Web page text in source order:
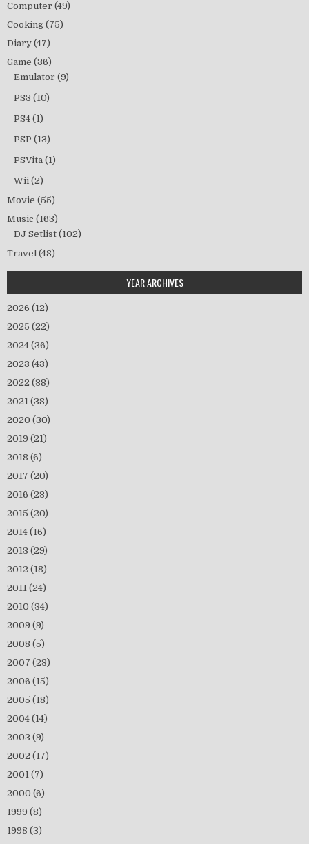
Computer (49)
Cooking (75)
Diary (47)
Game (36)
Emulator (9)
PS3 (10)
PS4 (1)
PSP (13)
PSVita (1)
Wii (2)
Movie (55)
Music (163)
DJ Setlist (102)
Travel (48)
YEAR ARCHIVES
2026 (12)
2025 (22)
2024 (36)
2023 (43)
2022 (38)
2021 (38)
2020 (30)
2019 (21)
2018 (6)
2017 (20)
2016 (23)
2015 (20)
2014 (16)
2013 (29)
2012 (18)
2011 (24)
2010 (34)
2009 (9)
2008 (5)
2007 (23)
2006 (15)
2005 (18)
2004 (14)
2003 (9)
2002 (17)
2001 (7)
2000 (6)
1999 (8)
1998 (3)